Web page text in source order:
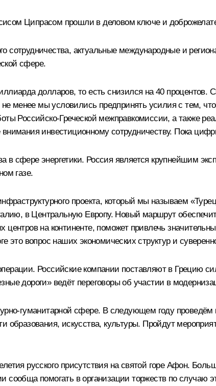
Ципрасом прошли в деловом ключе и
сотрудничества, актуальные международные и
сфере.
долларов, то есть снизился на 40 процентов.
менее мы условились предпринять усилия с тем,
Российско-Греческой межправкомиссии, а также
инвестиционному сотрудничеству. Пока
сфере энергетики. Россия является крупнейшим
газе.
проекта, который мы называем
в Центральную Европу. Новый маршрут
на континенте, поможет привлечь
это вопрос наших экономических структур и
Российские компании поставляют в Грецию
дороги» ведёт переговоры об участии в
гуманитарной сфере. В следующем году
искусства, культуры. Пройдут
русского присутствия на святой горе Афон.
помогать в организации торжеств по случаю